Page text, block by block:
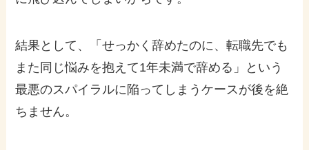
結果として、「せっかく辞めたのに、転職先でも
また同じ悩みを抱えて1年未満で辞める」という
最悪のスパイラルに陥ってしまうケースが後を絶
ちません。